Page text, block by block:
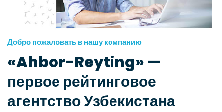
Добро пожаловать в нашу компанию
«Ahbor-Reyting» —
первое рейтинговое
агентство Узбекистана